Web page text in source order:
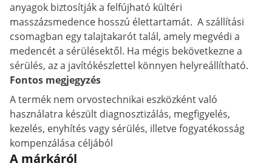
anyagok biztosítják a felfújható kültéri
masszázsmedence hosszú élettartamát. A szállítási
csomagban egy talajtakarót talál, amely megvédi a
medencét a sérülésektől. Ha mégis bekövetkezne a
sérülés, az a javítókészlettel könnyen helyreállítható.
Fontos megjegyzés
A termék nem orvostechnikai eszközként való
használatra készült diagnosztizálás, megfigyelés,
kezelés, enyhítés vagy sérülés, illetve fogyatékosság
kompenzálása céljából
A márkáról